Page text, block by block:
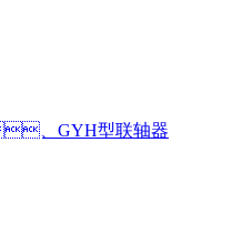
、GYH型联轴器